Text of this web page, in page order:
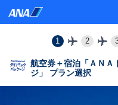
1 2
航空券＋宿泊「ＡＮＡ
ジ」 プラン選択